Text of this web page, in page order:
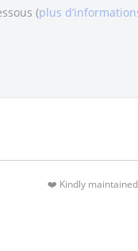
(plus
❤️ Kindly